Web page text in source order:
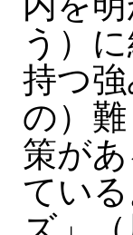
う）
持つ
の）
策が
てい